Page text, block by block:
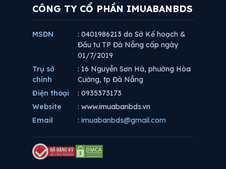
CÔNG TY CỔ PHẦN IMUABANBDS
MSDN
: 0401986213 do Sở Kế hoạch &
Đầu tư TP Đà Nẵng cấp ngày
01/7/2019
Trụ sở
chính
: 16 Nguyễn Sơn Hà, phường Hòa
Cường, tp Đà Nẵng
Điện thoại
: 0935373173
Website
: www.imuabanbds.vn
Email
: imuabanbds@gmail.com